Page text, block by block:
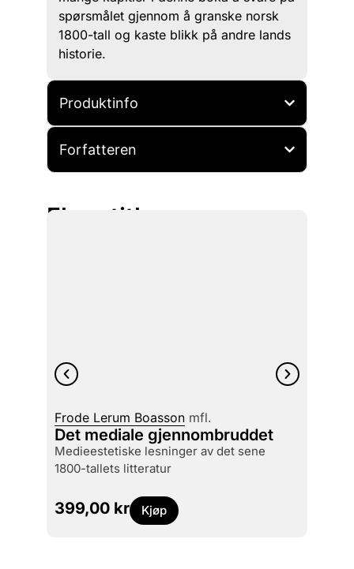
spørsmålet gjennom å granske norsk
1800-tall og kaste blikk på andre lands
historie.
Produktinfo
Forfatteren
Flere titler
Frode Lerum Boassonmfl.
Det mediale gjennombruddet
medieestetiske lesninger av det sene
1800-tallets litteratur
399,00 kr Kjøp